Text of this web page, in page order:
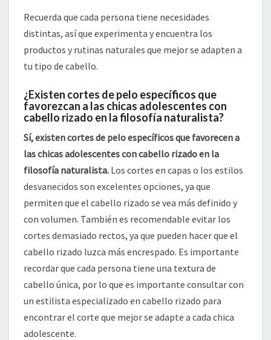
Recuerda que cada persona tiene necesidades
distintas, así que experimenta y encuentra los
productos y rutinas naturales que mejor se adapten a
tu tipo de cabello.
¿Existen cortes de pelo específicos que
favorezcan a las chicas adolescentes con
cabello rizado en la filosofía naturalista?
Sí, existen cortes de pelo específicos que favorecen a
las chicas adolescentes con cabello rizado en la
filosofía naturalista. Los cortes en capas o los estilos
desvanecidos son excelentes opciones, ya que
permiten que el cabello rizado se vea más definido y
con volumen. También es recomendable evitar los
cortes demasiado rectos, ya que pueden hacer que el
cabello rizado luzca más encrespado. Es importante
recordar que cada persona tiene una textura de
cabello única, por lo que es importante consultar con
un estilista especializado en cabello rizado para
encontrar el corte que mejor se adapte a cada chica
adolescente.